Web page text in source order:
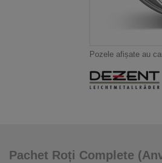
Pozele afișate au
Pachet Roți Complete